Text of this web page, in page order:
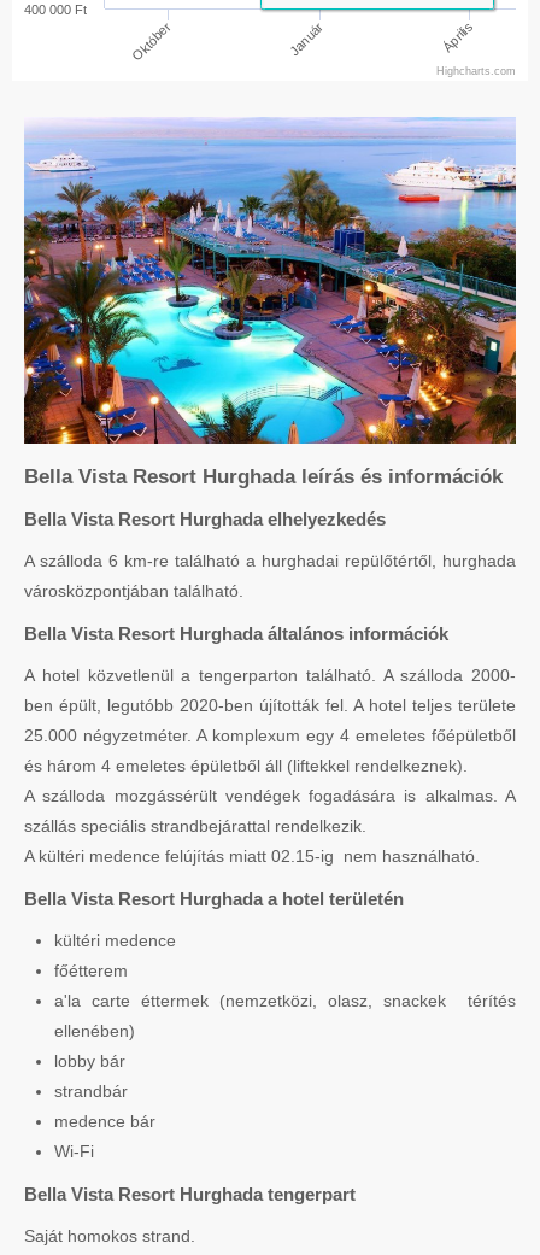
Január
Október Április
400 000 Ft
Highcharts.com
Bella Vista Resort Hurghada leírás és információk
Bella Vista Resort Hurghada elhelyezkedés
A szálloda 6 km-re található a hurghadai repülőtértől, hurghada
városközpontjában található.
Bella Vista Resort Hurghada általános információk
A hotel közvetlenül a tengerparton található. A szálloda 2000-
ben épült, legutóbb 2020-ben újították fel. A hotel teljes területe
25.000 négyzetméter. A komplexum egy 4 emeletes főépületből
és három 4 emeletes épületből áll (liftekkel rendelkeznek).
A szálloda mozgássérült vendégek fogadására is alkalmas. A
szállás speciális strandbejárattal rendelkezik.
A kültéri medence felújítás miatt 02.15-ig nem használható.
Bella Vista Resort Hurghada a hotel területén
kültéri medence
főétterem
a'la carte éttermek (nemzetközi, olasz, snackek térítés
ellenében)
lobby bár
strandbár
medence bár
Wi-Fi
Bella Vista Resort Hurghada tengerpart
Saját homokos strand.